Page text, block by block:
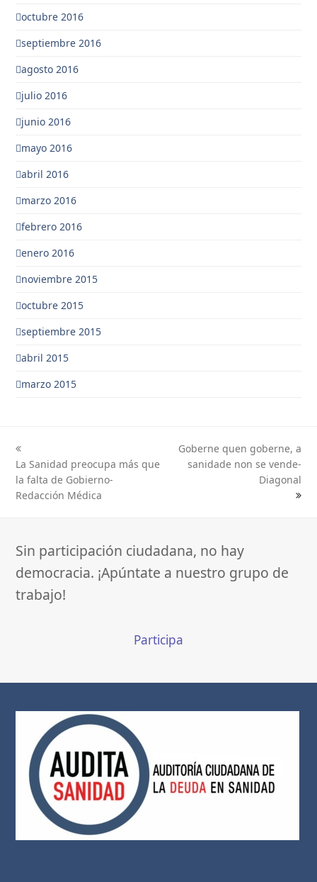
octubre 2016
septiembre 2016
agosto 2016
julio 2016
junio 2016
mayo 2016
abril 2016
marzo 2016
febrero 2016
enero 2016
noviembre 2015
octubre 2015
septiembre 2015
abril 2015
marzo 2015
previous
post:
La Sanidad preocupa más que
la falta de Gobierno-
Redacción Médica
next
Goberne quen goberne, a
sanidade non se vende-
Diagonal
Sin participación ciudadana, no hay
democracia. ¡Apúntate a nuestro grupo de
trabajo!
Participa